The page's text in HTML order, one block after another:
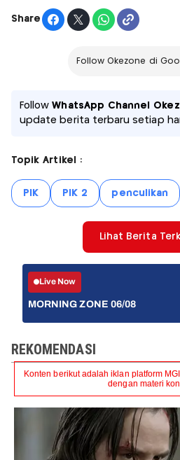
Share
Follow Okezone di
FollowWhatsApp Channel
update berita terbaru setiap
Topik Artikel :
PIK PIK 2 penculikan
Lihat Berita
Live Now
MORNING ZONE 06/08